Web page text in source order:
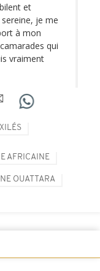
et
je me
à mon
qui
vraiment
AFRICAINE
OUATTARA